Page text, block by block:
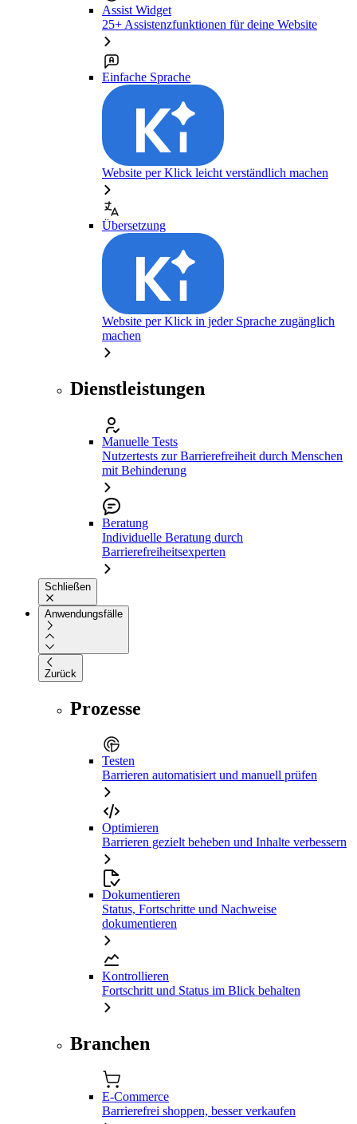
Assist Widget
25+ Assistenzfunktionen für deine Website
Einfache Sprache
Website per Klick leicht verständlich machen
Übersetzung
Website per Klick in jeder Sprache zugänglich
machen
Dienstleistungen
Manuelle Tests
Nutzertests zur Barrierefreiheit durch Menschen
mit Behinderung
Beratung
Individuelle Beratung durch
Barrierefreiheitsexperten
Schließen
Anwendungsfälle
Zurück
Prozesse
Testen
Barrieren automatisiert und manuell prüfen
Optimieren
Barrieren gezielt beheben und Inhalte verbessern
Dokumentieren
Status, Fortschritte und Nachweise
dokumentieren
Kontrollieren
Fortschritt und Status im Blick behalten
Branchen
E-Commerce
Barrierefrei shoppen, besser verkaufen